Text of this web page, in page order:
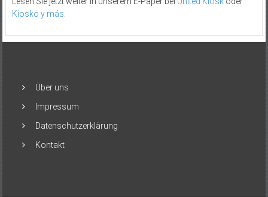
Kiosko y más.
Über uns
Impressum
Datenschutzerklärung
Kontakt